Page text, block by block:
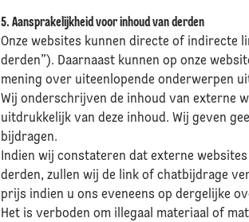
5. Aansprakelijkheid voor inhoud van derden
Onze websites kunnen directe of indirecte
derden”). Daarnaast kunnen op onze
mening over uiteenlopende onderwerpen
Wij onderschrijven de inhoud van externe
uitdrukkelijk van deze inhoud. Wij geven
bijdragen.
Indien wij constateren dat externe
derden, zullen wij de link of chatbijdrage
prijs indien u ons eveneens op dergelijke
Het is verboden om illegaal materiaal of